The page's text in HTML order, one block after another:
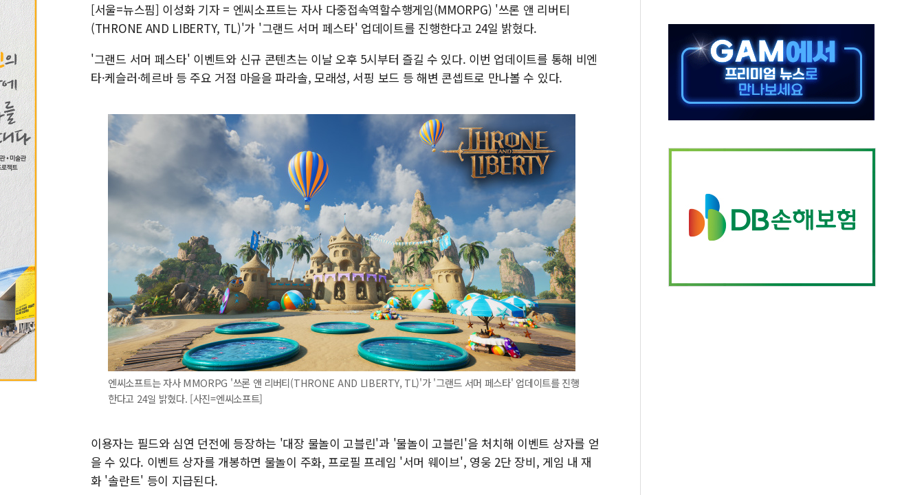
TBH글로벌, 상반기 매출 1006억원…전년비 13.9% 증가
AI 메모리 향한 뜨거운 관심…SK하이닉스, FMS서 '풀스택' 기술력 과시
[서울=뉴스핌] 이성화 기자 = 엔씨소프트는 자사 다중접속역할수행게임(MMORPG) '쓰론 앤 리버티
(THRONE AND LIBERTY, TL)'가 '그랜드 서머 페스타' 업데이트를 진행한다고 24일 밝혔다.
'그랜드 서머 페스타' 이벤트와 신규 콘텐츠는 이날 오후 5시부터 즐길 수 있다. 이번 업데이트를 통해 비엔
타·케슬러·헤르바 등 주요 거점 마을을 파라솔, 모래성, 서핑 보드 등 해변 콘셉트로 만나볼 수 있다.
엔씨소프트는 자사 MMORPG '쓰론 앤 리버티(THRONE AND LIBERTY, TL)'가 '그랜드 서머 페스타' 업데이트를 진행
한다고 24일 밝혔다. [사진=엔씨소프트]
이용자는 필드와 심연 던전에 등장하는 '대장 물놀이 고블린'과 '물놀이 고블린'을 처치해 이벤트 상자를 얻
을 수 있다. 이벤트 상자를 개봉하면 물놀이 주화, 프로필 프레임 '서머 웨이브', 영웅 2단 장비, 게임 내 재
화 '솔란트' 등이 지급된다.